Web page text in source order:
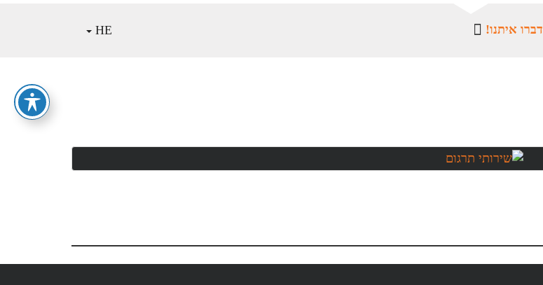
HE דברו איתנו!